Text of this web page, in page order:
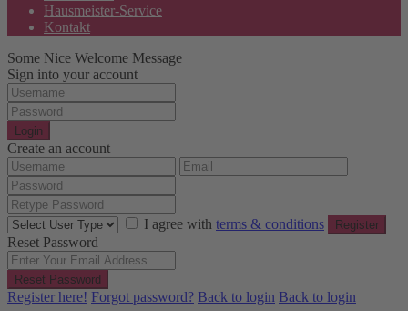
Hausmeister-Service
Kontakt
Some Nice Welcome Message
Sign into your account
Login
Create an account
I agree with terms & conditions Register
Reset Password
Reset Password
Register here! Forgot password? Back to login Back to login